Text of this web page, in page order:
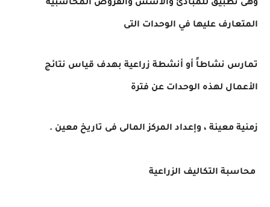
وهى تطبيق للمبادئ والأسس والفروض المحاسبية
المتعارف عليها في الوحدات التى
تمارس نشاطاً أو أنشطة زراعية بهدف قياس نتائج
الأعمال لهذه الوحدات عن فترة
زمنية معينة ، وإعداد المركز المالى فى تاريخ معين .
محاسبة التكاليف الزراعية